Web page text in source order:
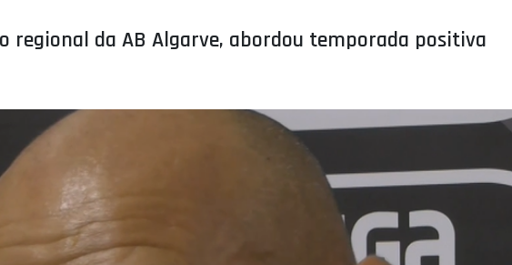
regional da AB Algarve, abordou temporada positiva